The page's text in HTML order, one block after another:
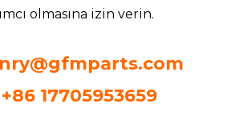
olmasına izin verin.
17705953659